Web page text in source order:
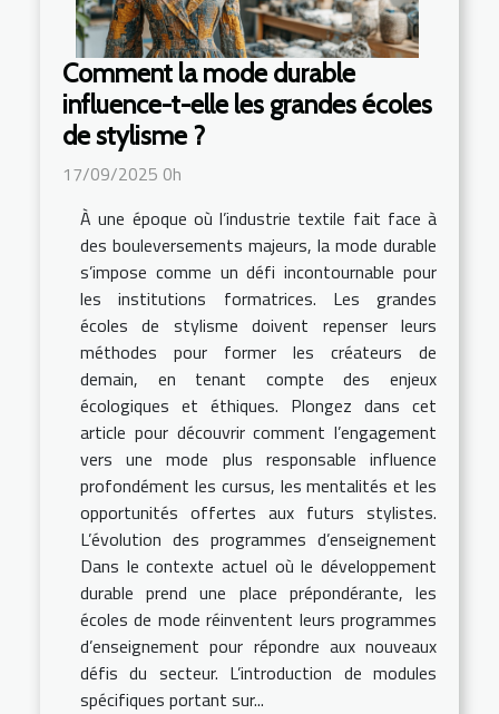
Comment la mode durable
influence-t-elle les grandes écoles
de stylisme ?
17/09/2025 0h
À une époque où l’industrie textile fait face à
des bouleversements majeurs, la mode durable
s’impose comme un défi incontournable pour
les institutions formatrices. Les grandes
écoles de stylisme doivent repenser leurs
méthodes pour former les créateurs de
demain, en tenant compte des enjeux
écologiques et éthiques. Plongez dans cet
article pour découvrir comment l’engagement
vers une mode plus responsable influence
profondément les cursus, les mentalités et les
opportunités offertes aux futurs stylistes.
L’évolution des programmes d’enseignement
Dans le contexte actuel où le développement
durable prend une place prépondérante, les
écoles de mode réinventent leurs programmes
d’enseignement pour répondre aux nouveaux
défis du secteur. L’introduction de modules
spécifiques portant sur...